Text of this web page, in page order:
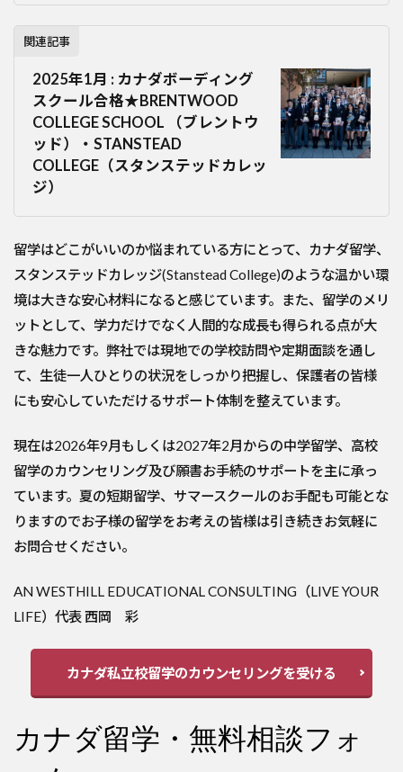
関連記事
2025年1月 : カナダボーディング
スクール合格★BRENTWOOD
COLLEGE SCHOOL （ブレントウ
ッド）・STANSTEAD
COLLEGE（スタンステッドカレッ
ジ）
留学はどこがいいのか悩まれている方にとって、カナダ留学、
スタンステッドカレッジ(Stanstead College)のような温かい環
境は大きな安心材料になると感じています。また、留学のメリ
ットとして、学力だけでなく人間的な成長も得られる点が大
きな魅力です。弊社では現地での学校訪問や定期面談を通し
て、生徒一人ひとりの状況をしっかり把握し、保護者の皆様
にも安心していただけるサポート体制を整えています。
現在は2026年9月もしくは2027年2月からの中学留学、高校
留学のカウンセリング及び願書お手続のサポートを主に承っ
ています。夏の短期留学、サマースクールのお手配も可能とな
りますのでお子様の留学をお考えの皆様は引き続きお気軽に
お問合せください。
AN WESTHILL EDUCATIONAL CONSULTING（LIVE YOUR
LIFE）代表 西岡 彩
カナダ私立校留学のカウンセリングを受ける